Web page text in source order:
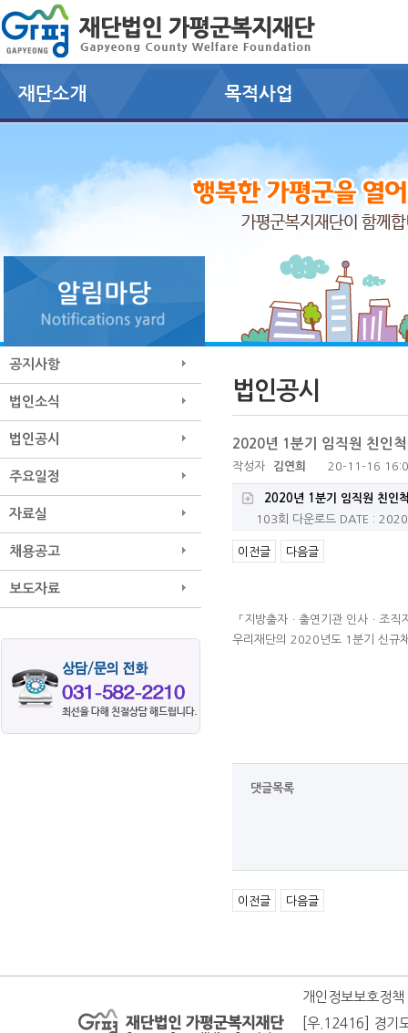
공지사항
법인소식
법인공시
주요일정
자료실
채용공고
보도자료
법인공시
2020년 1분기 임직원 친인
작성자 김연희 20-11-16
2020년 1분기 임직원 친인
103회 다운로드 DATE :
이전글 다음글
「지방출자ㆍ출연기관 인사ㆍ조직
우리재단의 2020년도 1분기 신규
댓글목록
이전글 다음글
개인정보보호정책
[우.12416] 경